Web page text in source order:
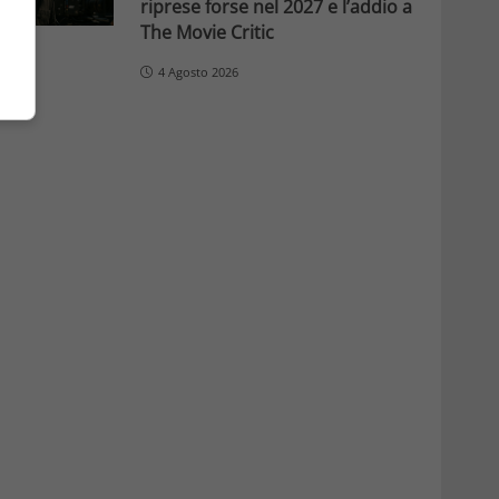
riprese forse nel 2027 e l’addio a
The Movie Critic
4 Agosto 2026